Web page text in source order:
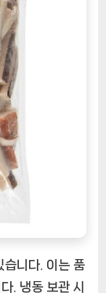
습니다. 이는 품
. 냉동 보관 시